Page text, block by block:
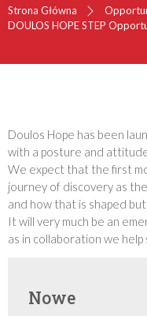
Strona Główna
DOULOS HOPE STEP
Doulos Hope has been
with a posture and
We expect that the first
journey of discovery as
and how that is shaped
It will very much be an
as in collaboration we
Nowe